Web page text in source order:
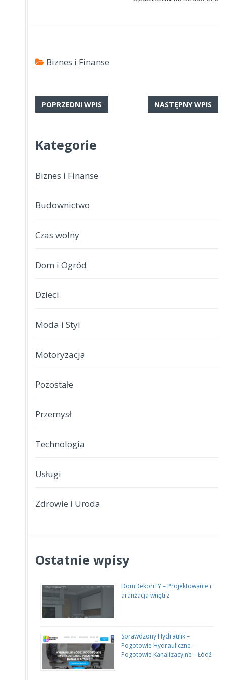
Biznes i Finanse
POPRZEDNI WPIS NASTĘPNY WPIS
Kategorie
Biznes i Finanse
Budownictwo
Czas wolny
Dom i Ogród
Dzieci
Moda i Styl
Motoryzacja
Pozostałe
Przemysł
Technologia
Usługi
Zdrowie i Uroda
Ostatnie wpisy
DomDekoriTY – Projektowanie i
aranżacja wnętrz
Sprawdzony Hydraulik –
Pogotowie Hydrauliczne –
Pogotowie Kanalizacyjne – Łódź